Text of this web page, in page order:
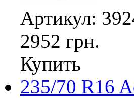
Артикул:
2952 грн.
Купить
235/70 R16